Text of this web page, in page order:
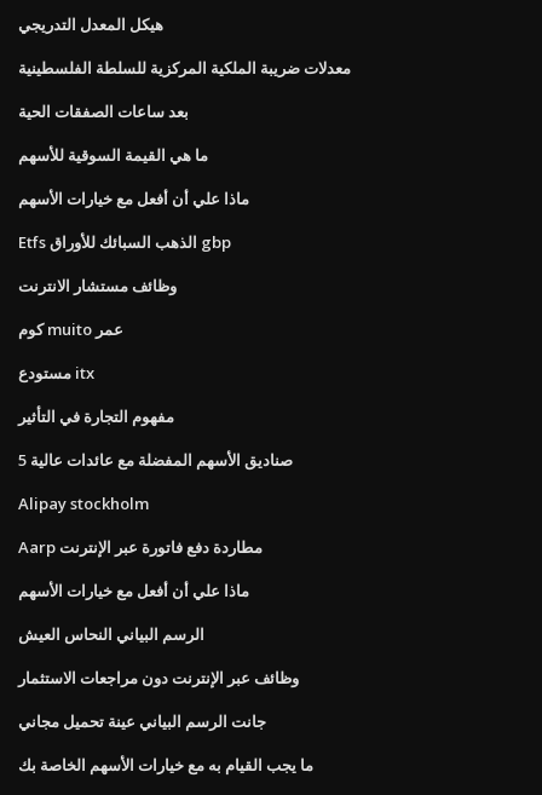
هيكل المعدل التدريجي
معدلات ضريبة الملكية المركزية للسلطة الفلسطينية
بعد ساعات الصفقات الحية
ما هي القيمة السوقية للأسهم
ماذا علي أن أفعل مع خيارات الأسهم
Etfs الذهب السبائك للأوراق gbp
وظائف مستشار الانترنت
كوم muito عمر
مستودع itx
مفهوم التجارة في التأثير
5 صناديق الأسهم المفضلة مع عائدات عالية
Alipay stockholm
Aarp مطاردة دفع فاتورة عبر الإنترنت
ماذا علي أن أفعل مع خيارات الأسهم
الرسم البياني النحاس العيش
وظائف عبر الإنترنت دون مراجعات الاستثمار
جانت الرسم البياني عينة تحميل مجاني
ما يجب القيام به مع خيارات الأسهم الخاصة بك